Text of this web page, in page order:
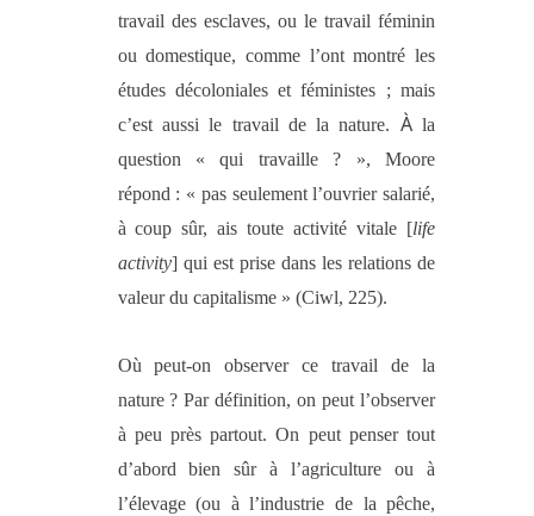
travail des esclaves, ou le travail féminin
ou domestique, comme l’ont montré les
études décoloniales et féministes ; mais
c’est aussi le travail de la nature. Àla
question « qui travaille ? », Moore
répond : « pas seulement l’ouvrier salarié,
à coup sûr, ais toute activité vitale [life
activity] qui est prise dans les relations de
valeur du capitalisme » (Ciwl, 225).
Où peut-on observer ce travail de la
nature ? Par définition, on peut l’observer
à peu près partout. On peut penser tout
d’abord bien sûr à l’agriculture ou à
l’élevage (ou à l’industrie de la pêche,